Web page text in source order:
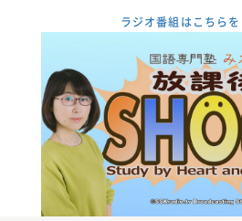
ラジオ番組はこちら